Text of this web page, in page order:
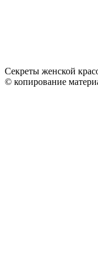
Секреты женской
© копирование